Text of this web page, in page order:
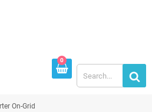
0
On-Grid